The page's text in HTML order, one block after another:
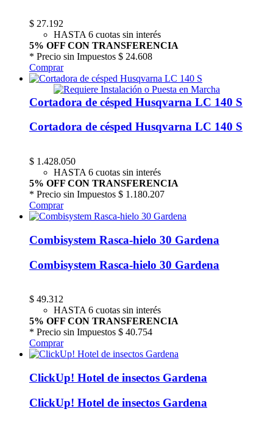
$ 27.192
HASTA 6 cuotas sin interés
5% OFF CON TRANSFERENCIA
* Precio sin Impuestos $ 24.608
Comprar
Cortadora de césped Husqvarna LC 140 S
Cortadora de césped Husqvarna LC 140 S
$ 1.428.050
HASTA 6 cuotas sin interés
5% OFF CON TRANSFERENCIA
* Precio sin Impuestos $ 1.180.207
Comprar
Combisystem Rasca-hielo 30 Gardena
Combisystem Rasca-hielo 30 Gardena
$ 49.312
HASTA 6 cuotas sin interés
5% OFF CON TRANSFERENCIA
* Precio sin Impuestos $ 40.754
Comprar
ClickUp! Hotel de insectos Gardena
ClickUp! Hotel de insectos Gardena